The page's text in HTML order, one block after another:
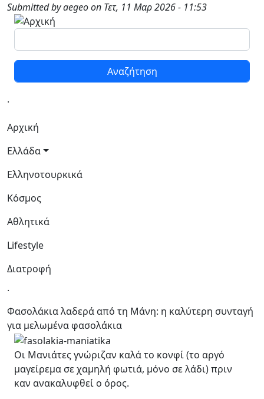
Παράκαμψη προς το κυρίως περιεχόμενο
Submitted byaegeoon Τετ, 11 Μαρ 2026 - 11:53
Αναζήτηση
.
Κεντρική πλοήγηση
Αρχική
Ελλάδα
Ελληνοτουρκικά
Κόσμος
Αθλητικά
Lifestyle
Διατροφή
.
Φασολάκια λαδερά από τη Μάνη: η καλύτερη συνταγή
για μελωμένα φασολάκια
Οι Μανιάτες γνώριζαν καλά το κονφί (το αργό
μαγείρεμα σε χαμηλή φωτιά, μόνο σε λάδι) πριν
καν ανακαλυφθεί ο όρος.